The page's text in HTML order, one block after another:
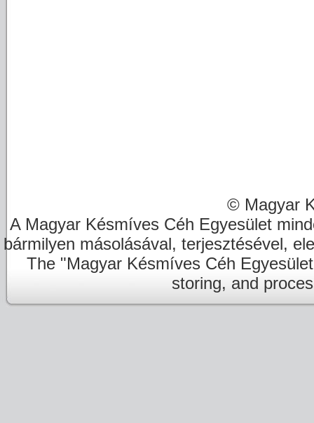
© Magyar
A Magyar Késmíves Céh Egyesület
bármilyen másolásával, terjesztésével,
The "Magyar Késmíves Céh
storing, and